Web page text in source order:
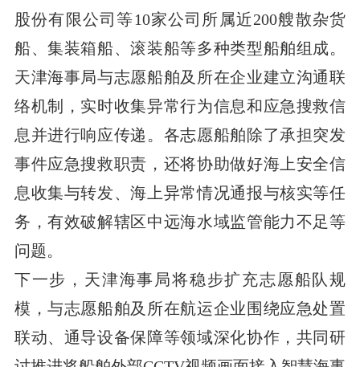
股份有限公司等10家公司所属近200艘散杂货
船、集装箱船、滚装船等多种类型船舶组成。
天津海事局与志愿船舶及所在企业建立沟通联
络机制，实时收集异常行为信息和应急搜救信
息并进行响应传递。各志愿船舶除了承担突发
事件应急搜救职责，还将协助做好海上安全信
息收集与转发、海上异常情况通报与核实等任
务，有效破解辖区中远海水域监管能力不足等
问题。
下一步，天津海事局将稳步扩充志愿船队规
模，与志愿船舶及所在航运企业围绕应急处置
联动、通导设备保障等领域深化协作，共同研